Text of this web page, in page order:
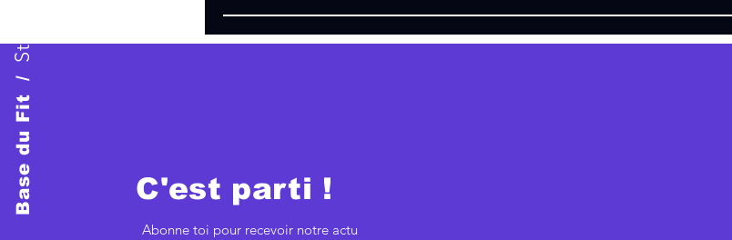
Base du Fit
/
Studio
C'est parti !
Abonne toi pour recevoir notre actu